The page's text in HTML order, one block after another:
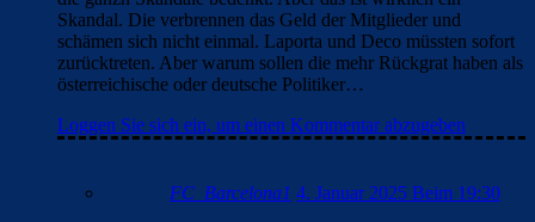
Skandal. Die verbrennen das Geld der Mitglieder und
schämen sich nicht einmal. Laporta und Deco müssten sofort
zurücktreten. Aber warum sollen die mehr Rückgrat haben als
österreichische oder deutsche Politiker…
Loggen Sie sich ein, um einen Kommentar abzugeben
FC_Barcelona1 4. Januar 2025 Beim 19:30